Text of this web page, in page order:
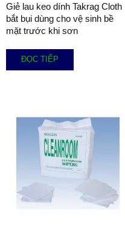
Giẻ lau keo dính Takrag Cloth
bắt bụi dùng cho vệ sinh bề
mặt trước khi sơn
ĐỌC TIẾP